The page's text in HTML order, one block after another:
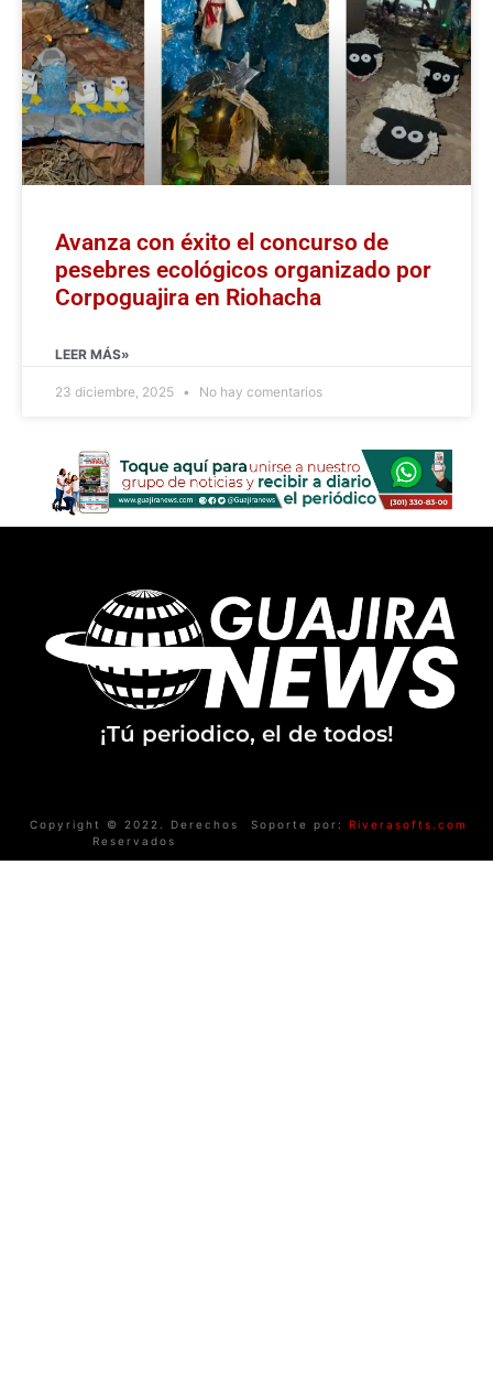
Avanza con éxito el concurso de
pesebres ecológicos organizado por
Corpoguajira en Riohacha
LEER MÁS»
23 diciembre, 2025 No hay comentarios
¡Tú periodico, el de todos!
Copyright © 2022. Derechos
Reservados
Soporte por: Riverasofts.com